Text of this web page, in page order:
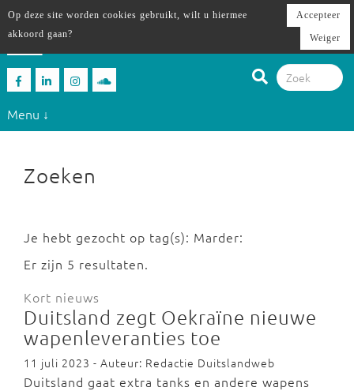
Menu ↓
Zoeken
Je hebt gezocht op tag(s): Marder:
Er zijn 5 resultaten.
Kort nieuws
Duitsland zegt Oekraïne nieuwe
wapenleveranties toe
11 juli 2023 - Auteur: Redactie Duitslandweb
Duitsland gaat extra tanks en andere wapens
Op deze site worden cookies gebruikt, wilt u hiermee
akkoord gaan?
Accepteer
Weiger